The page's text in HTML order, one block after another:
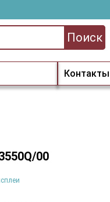
Контакты
Поиск
00